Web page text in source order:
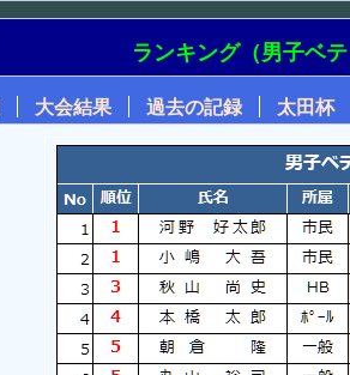
ランキング（男子ベ
大会結果 過去の記録 太田杯